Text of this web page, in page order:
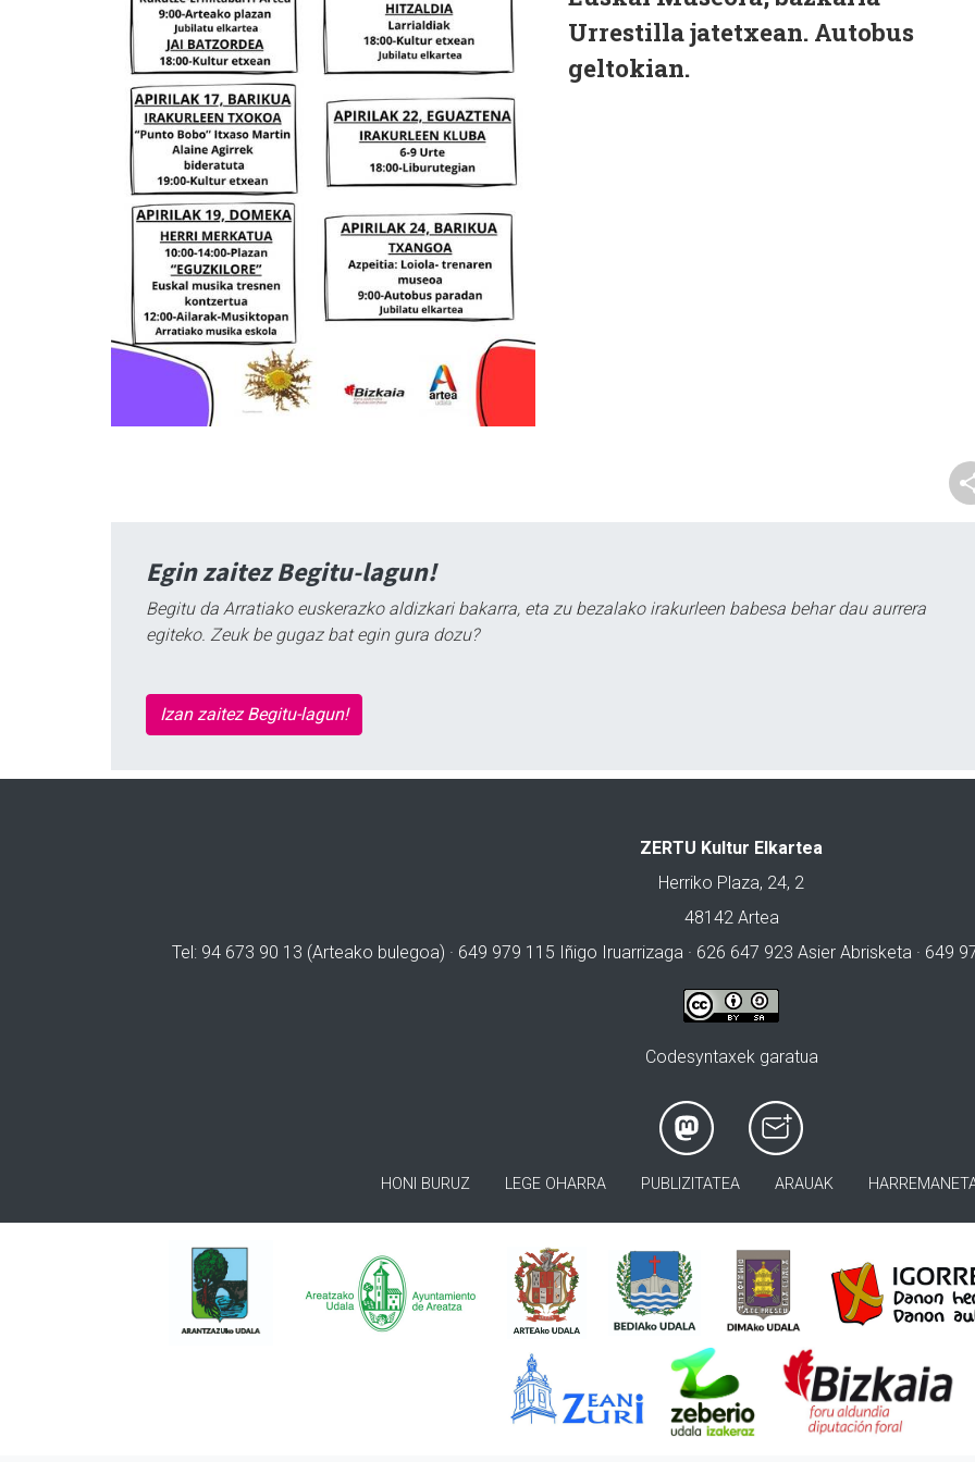
Urrestilla jatetxean. Autobus
geltokian.
Egin zaitez Begitu-lagun!
Begitu da Arratiako euskerazko aldizkari bakarra, eta zu bezalako irakurleen babesa behar dau aurrera
egiteko. Zeuk be gugaz bat egin gura dozu?
Izan zaitez Begitu-lagun!
ZERTU Kultur Elkartea
Herriko Plaza, 24, 2
48142 Artea
Tel: 94 673 90 13 (Arteako bulegoa) · 649 979 115 Iñigo Iruarrizaga · 626 647 923 Asier Abrisketa · 649
Codesyntaxek garatua
HONI BURUZ LEGE OHARRA PUBLIZITATEA ARAUAK